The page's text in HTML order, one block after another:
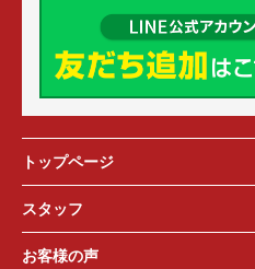
トップページ
スタッフ
お客様の声